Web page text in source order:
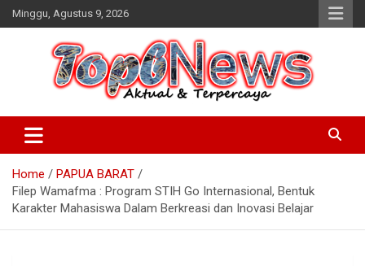
Skip
to
Minggu, Agustus 9, 2026
Home
PAPUA BARAT
Filep Wamafma : Program STIH Go Internasional, Bentuk
Karakter Mahasiswa Dalam Berkreasi dan Inovasi Belajar